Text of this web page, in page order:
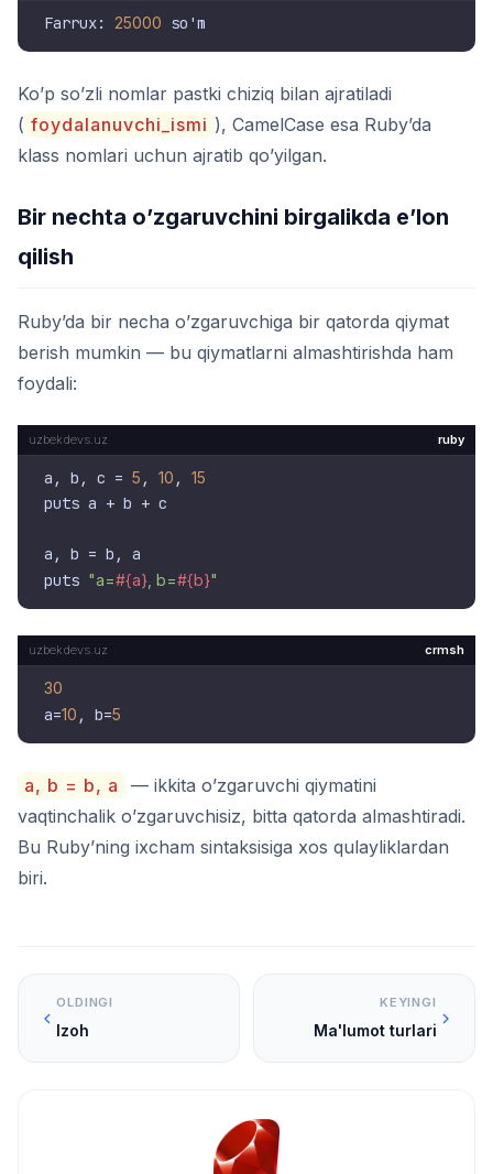
Farrux: 25000
Ko’p so’zli nomlar pastki chiziq bilan ajratiladi
( foydalanuvchi_ismi ), CamelCase esa Ruby’da
klass nomlari uchun ajratib qo’yilgan.
Bir nechta o’zgaruvchini birgalikda e’lon
qilish
Ruby’da bir necha o’zgaruvchiga bir qatorda qiymat
berish mumkin — bu qiymatlarni almashtirishda ham
foydali:
ruby
a, b, c = 5 , 10 , 15
puts a + b + c
a, b = b, a
puts "a=#{a} , b=#{b}"
crmsh
30
a=10 , b=5
a, b = b, a
— ikkita o’zgaruvchi qiymatini
vaqtinchalik o’zgaruvchisiz, bitta qatorda almashtiradi.
Bu Ruby’ning ixcham sintaksisiga xos qulayliklardan
biri.
OLDINGI
Izoh
KEYINGI
Ma'lumot turlari